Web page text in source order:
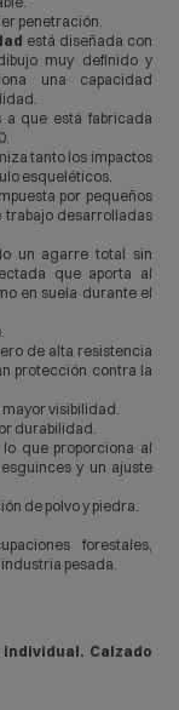
penetración.
está diseñada con
muy definido y
una capacidad
a que está fabricada
tanto los impactos
esqueléticos.
por pequeños
trabajo desarrolladas
un agarre total sin
que aporta al
en suela durante el
de alta resistencia
protección contra la
visibilidad.
durabilidad.
que proporciona al
y un ajuste
de polvo y piedra.
forestales,
pesada.
individual. Calzado